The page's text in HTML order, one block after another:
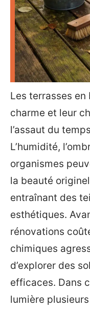
Les terrasses
charme et leur
l’assaut du
L’humidité,
organismes
la beauté
entraînant des
esthétiques.
rénovations
chimiques
d’explorer des
efficaces. Dans
lumière